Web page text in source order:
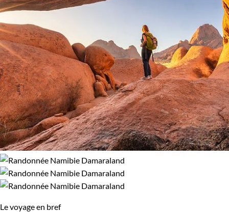
Le voyage en bref